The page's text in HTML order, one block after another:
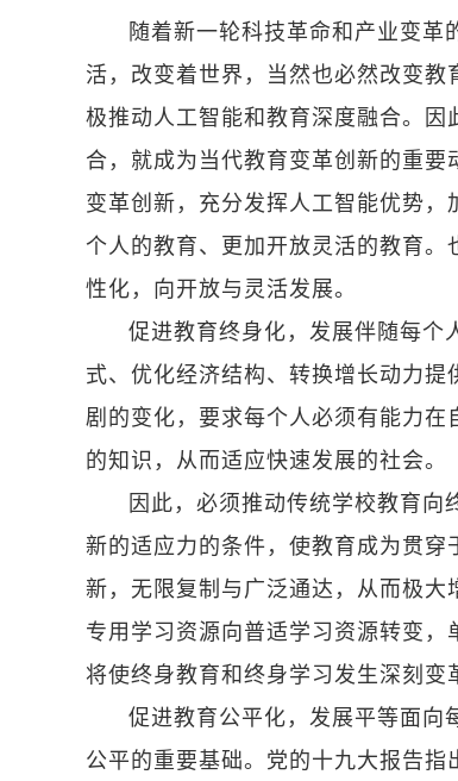
随着新一轮科技革命和产业变
活，改变着世界，当然也必然改变
极推动人工智能和教育深度融合。
合，就成为当代教育变革创新的重
变革创新，充分发挥人工智能优势
个人的教育、更加开放灵活的教育
性化，向开放与灵活发展。
促进教育终身化，发展伴随每个
式、优化经济结构、转换增长动力
剧的变化，要求每个人必须有能力
的知识，从而适应快速发展的社会。
因此，必须推动传统学校教育
新的适应力的条件，使教育成为贯
新，无限复制与广泛通达，从而极大
专用学习资源向普适学习资源转变，
将使终身教育和终身学习发生深刻变
促进教育公平化，发展平等面向
公平的重要基础。党的十九大报告